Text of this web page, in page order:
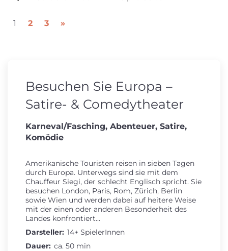
1 2 3 »
Besuchen Sie Europa –
Satire- & Comedytheater
Karneval/Fasching, Abenteuer, Satire,
Komödie
Amerikanische Touristen reisen in sieben Tagen
durch Europa. Unterwegs sind sie mit dem
Chauffeur Siegi, der schlecht Englisch spricht. Sie
besuchen London, Paris, Rom, Zürich, Berlin
sowie Wien und werden dabei auf heitere Weise
mit der einen oder anderen Besonderheit des
Landes konfrontiert...
Darsteller: 14+ SpielerInnen
Dauer: ca. 50 min